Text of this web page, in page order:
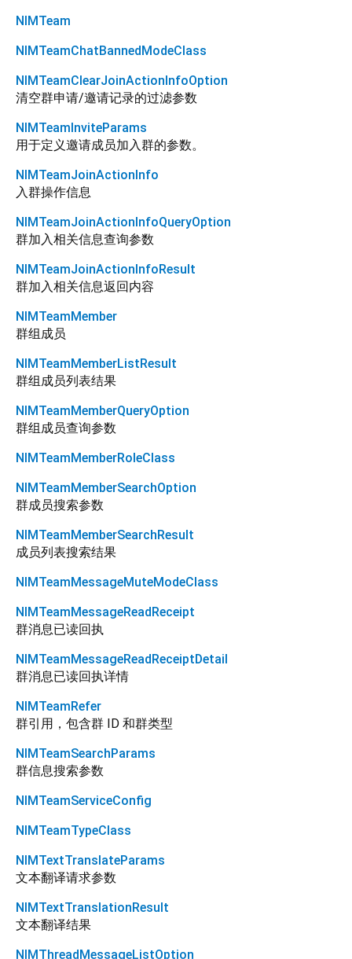
NIMTeam
NIMTeamChatBannedModeClass
NIMTeamClearJoinActionInfoOption
清空群申请/邀请记录的过滤参数
NIMTeamInviteParams
用于定义邀请成员加入群的参数。
NIMTeamJoinActionInfo
入群操作信息
NIMTeamJoinActionInfoQueryOption
群加入相关信息查询参数
NIMTeamJoinActionInfoResult
群加入相关信息返回内容
NIMTeamMember
群组成员
NIMTeamMemberListResult
群组成员列表结果
NIMTeamMemberQueryOption
群组成员查询参数
NIMTeamMemberRoleClass
NIMTeamMemberSearchOption
群成员搜索参数
NIMTeamMemberSearchResult
成员列表搜索结果
NIMTeamMessageMuteModeClass
NIMTeamMessageReadReceipt
群消息已读回执
NIMTeamMessageReadReceiptDetail
群消息已读回执详情
NIMTeamRefer
群引用，包含群 ID 和群类型
NIMTeamSearchParams
群信息搜索参数
NIMTeamServiceConfig
NIMTeamTypeClass
NIMTextTranslateParams
文本翻译请求参数
NIMTextTranslationResult
文本翻译结果
NIMThreadMessageListOption